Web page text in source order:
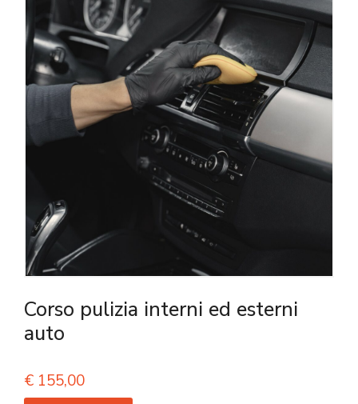
Corso pulizia interni ed esterni
auto
€ 155,00